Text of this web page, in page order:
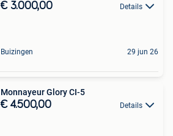
€ 3.000,00 Details
Buizingen 29 jun 26
Monnayeur Glory CI-5
€ 4.500,00 Details